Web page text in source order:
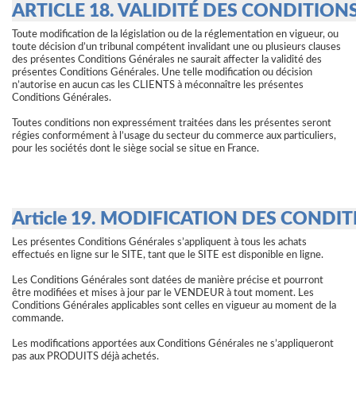
ARTICLE 18. VALIDITÉ DES
Toute modification de la législation ou de la réglementation en vigueur, ou
toute décision d’un tribunal compétent invalidant une ou plusieurs clauses
des présentes Conditions Générales ne saurait affecter la validité des
présentes Conditions Générales. Une telle modification ou décision
n’autorise en aucun cas les CLIENTS à méconnaître les présentes
Conditions Générales.
Toutes conditions non expressément traitées dans les présentes seront
régies conformément à l’usage du secteur du commerce aux particuliers,
pour les sociétés dont le siège social se situe en France.
Article 19. MODIFICATION DES
Les présentes Conditions Générales s’appliquent à tous les achats
effectués en ligne sur le SITE, tant que le SITE est disponible en ligne.
Les Conditions Générales sont datées de manière précise et pourront
être modifiées et mises à jour par le VENDEUR à tout moment. Les
Conditions Générales applicables sont celles en vigueur au moment de la
commande.
Les modifications apportées aux Conditions Générales ne s’appliqueront
pas aux PRODUITS déjà achetés.